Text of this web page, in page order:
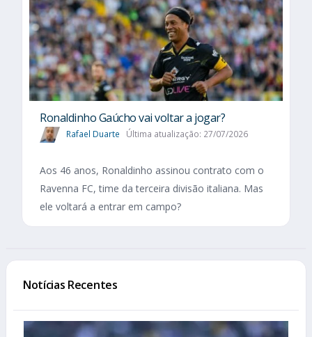
Ronaldinho Gaúcho vai voltar a jogar?
Rafael Duarte Última atualização: 27/07/2026
Aos 46 anos, Ronaldinho assinou contrato com o
Ravenna FC, time da terceira divisão italiana. Mas
ele voltará a entrar em campo?
Notícias Recentes